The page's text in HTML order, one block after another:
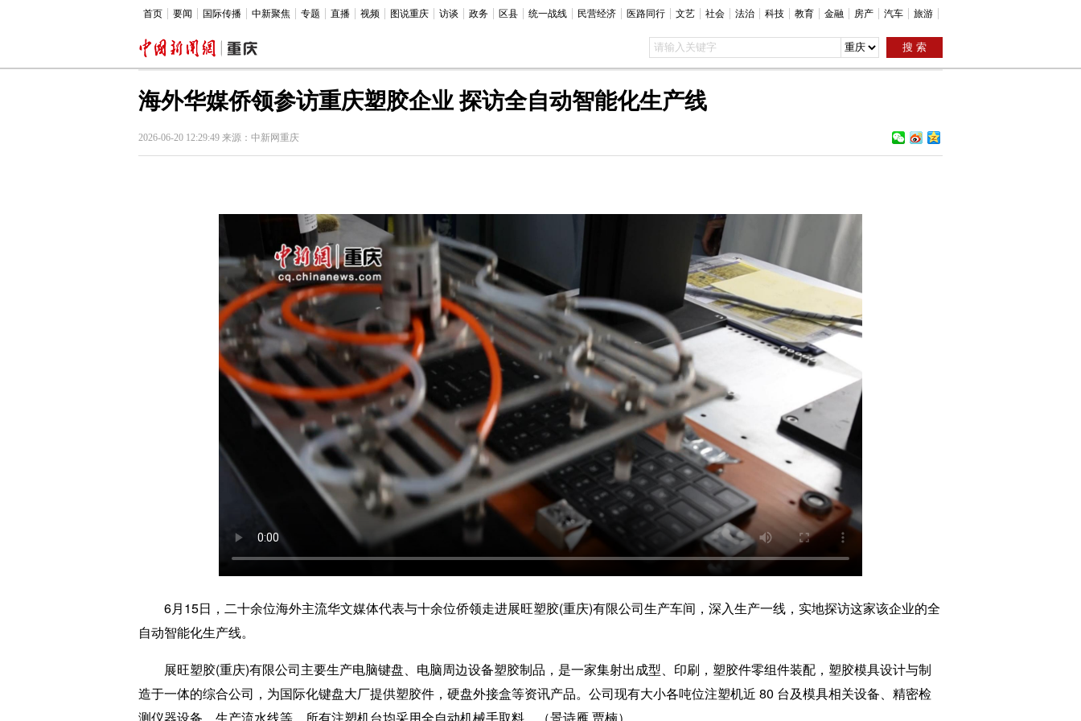
首页 要闻 国际传播 中新聚焦 专题 直播 视频 图说重庆 访谈 政务 区县 统一战线 民营经济 医路同行 文艺 社会 法治 科技 教育 金融 房产 汽车 旅游
海外华媒侨领参访重庆塑胶企业 探访全自动智能化生产线
2026-06-20 12:29:49 来源：中新网重庆
6月15日，二十余位海外主流华文媒体代表与十余位侨领走进展旺塑胶(重庆)有限公司生产车间，深入生产一线，实地探访这家该企业的全
自动智能化生产线。
展旺塑胶(重庆)有限公司主要生产电脑键盘、电脑周边设备塑胶制品，是一家集射出成型、印刷，塑胶件零组件装配，塑胶模具设计与制
造于一体的综合公司，为国际化键盘大厂提供塑胶件，硬盘外接盒等资讯产品。公司现有大小各吨位注塑机近 80 台及模具相关设备、精密检